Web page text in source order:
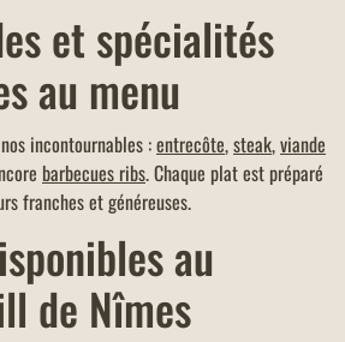
et spécialités
au menu
incontournables :entrecôte,steak,viande
barbecues ribs. Chaque plat est préparé
franches et généreuses.
au
de Nîmes